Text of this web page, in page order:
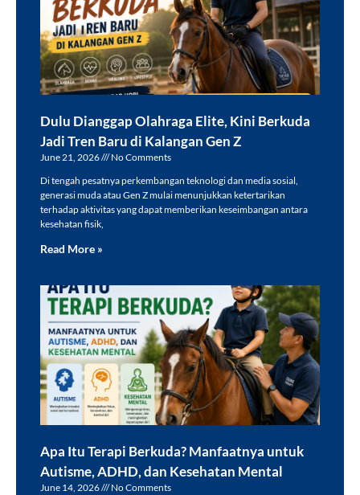
Dulu Dianggap Olahraga Elite, Kini Berkuda
Jadi Tren Baru di Kalangan Gen Z
June 21, 2026
No Comments
Di tengah pesatnya perkembangan teknologi dan media sosial,
generasi muda atau Gen Z mulai menunjukkan ketertarikan
terhadap aktivitas yang dapat memberikan keseimbangan antara
kesehatan fisik,
Read More »
Apa Itu Terapi Berkuda? Manfaatnya untuk
Autisme, ADHD, dan Kesehatan Mental
June 14, 2026
No Comments